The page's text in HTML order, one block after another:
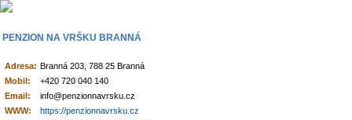
PENZION NA VRŠKU BRANNÁ
Adresa: Branná 203, 788 25 Branná
Mobil:
+420 720 040 140
Email:
info@penzionnavrsku.cz
WWW:
https://penzionnavrsku.cz